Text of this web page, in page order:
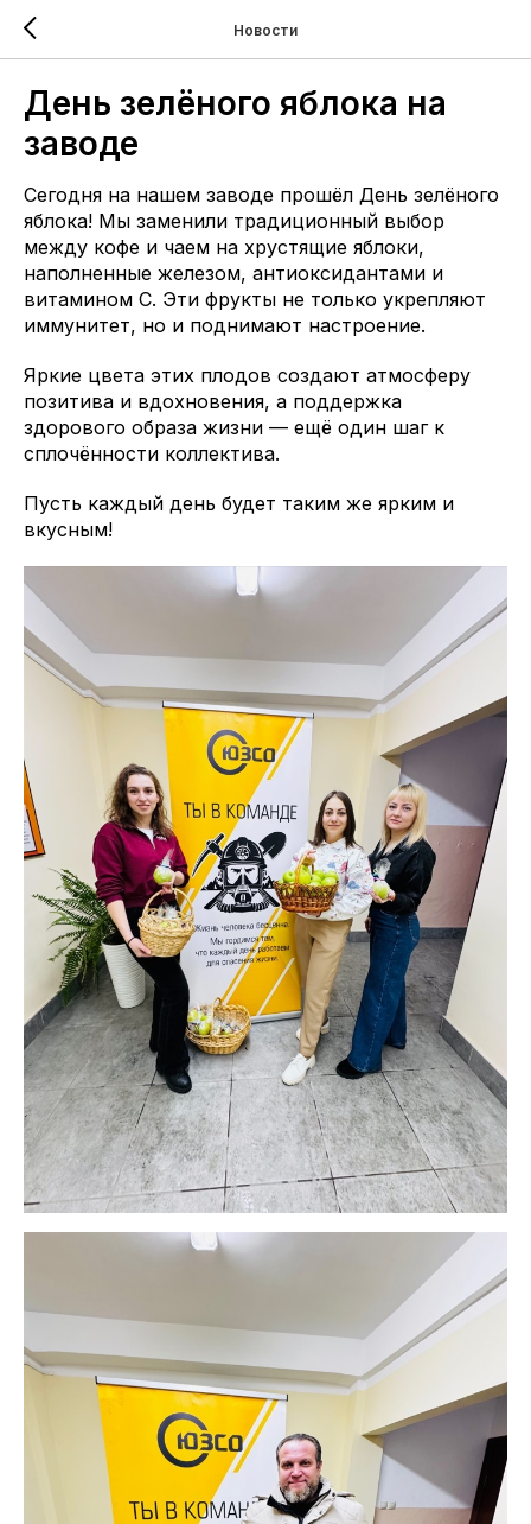
Новости
День зелёного яблока на
заводе
Сегодня на нашем заводе прошёл День зелёного
яблока! Мы заменили традиционный выбор
между кофе и чаем на хрустящие яблоки,
наполненные железом, антиоксидантами и
витамином С. Эти фрукты не только укрепляют
иммунитет, но и поднимают настроение.
Яркие цвета этих плодов создают атмосферу
позитива и вдохновения, а поддержка
здорового образа жизни — ещё один шаг к
сплочённости коллектива.
Пусть каждый день будет таким же ярким и
вкусным!